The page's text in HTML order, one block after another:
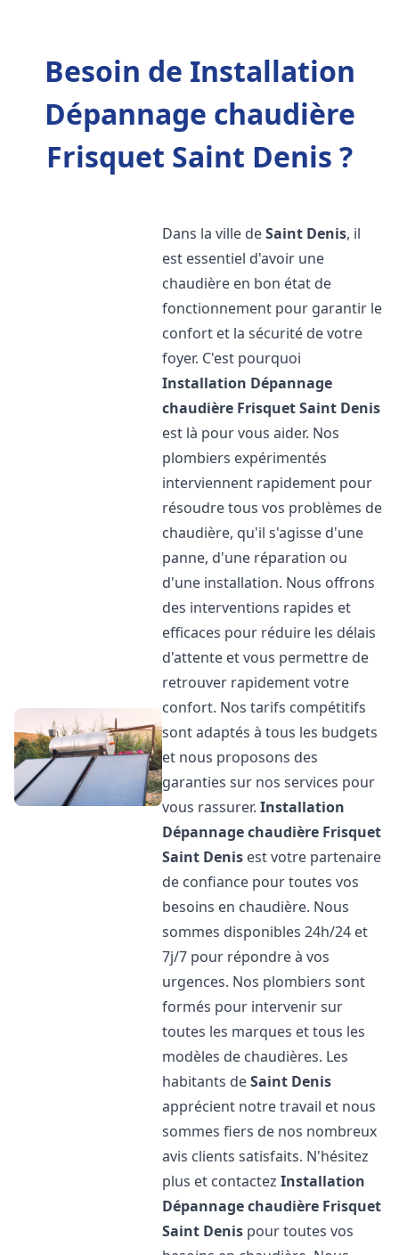
Besoin de Installation
Dépannage chaudière
Frisquet Saint Denis ?
Dans la ville deSaint Denis, il
est essentiel d'avoir une
chaudière en bon état de
fonctionnement pour garantir le
confort et la sécurité de votre
foyer. C'est pourquoi
Installation Dépannage
chaudière FrisquetSaint Denis
est là pour vous aider. Nos
plombiers expérimentés
interviennent rapidement pour
résoudre tous vos problèmes de
chaudière, qu'il s'agisse d'une
panne, d'une réparation ou
d'une installation. Nous offrons
des interventions rapides et
efficaces pour réduire les délais
d'attente et vous permettre de
retrouver rapidement votre
confort. Nos tarifs compétitifs
sont adaptés à tous les budgets
et nous proposons des
garanties sur nos services pour
vous rassurer.Installation
Dépannage chaudière Frisquet
Saint Denis est votre partenaire
de confiance pour toutes vos
besoins en chaudière. Nous
sommes disponibles 24h/24 et
7j/7 pour répondre à vos
urgences. Nos plombiers sont
formés pour intervenir sur
toutes les marques et tous les
modèles de chaudières. Les
habitants deSaint Denis
apprécient notre travail et nous
sommes fiers de nos nombreux
avis clients satisfaits. N'hésitez
plus et contactezInstallation
Dépannage chaudière Frisquet
Saint Denis pour toutes vos